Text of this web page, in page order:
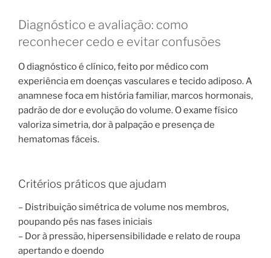
Diagnóstico e avaliação: como
reconhecer cedo e evitar confusões
O diagnóstico é clínico, feito por médico com
experiência em doenças vasculares e tecido adiposo. A
anamnese foca em história familiar, marcos hormonais,
padrão de dor e evolução do volume. O exame físico
valoriza simetria, dor à palpação e presença de
hematomas fáceis.
Critérios práticos que ajudam
– Distribuição simétrica de volume nos membros,
poupando pés nas fases iniciais
– Dor à pressão, hipersensibilidade e relato de roupa
apertando e doendo